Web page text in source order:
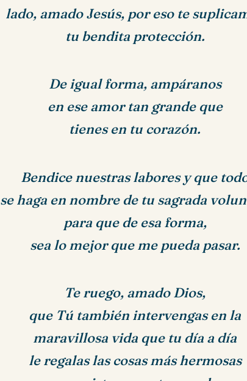
lado, amado Jesús, por eso te
tu bendita protección.
De igual forma, ampáranos
en ese amor tan grande que
tienes en tu corazón.
Bendice nuestras labores y que
se haga en nombre de tu sagrada
para que de esa forma,
sea lo mejor que me pueda pasar.
Te ruego, amado Dios,
que Tú también intervengas en la
maravillosa vida que tu día a día
le regalas las cosas más hermosas